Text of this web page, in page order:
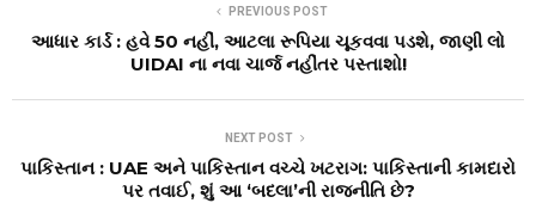
PREVIOUS POST
આધાર કાર્ડ : હવે ₹50 નહીં, આટલા રૂપિયા ચૂકવવા પડશે, જાણી લો
UIDAI ના નવા ચાર્જ નહીંતર પસ્તાશો!
NEXT POST
પાકિસ્તાન : UAE અને પાકિસ્તાન વચ્ચે ખટરાગ: પાકિસ્તાની કામદારો
પર તવાઈ, શું આ ‘બદલા’ની રાજનીતિ છે?